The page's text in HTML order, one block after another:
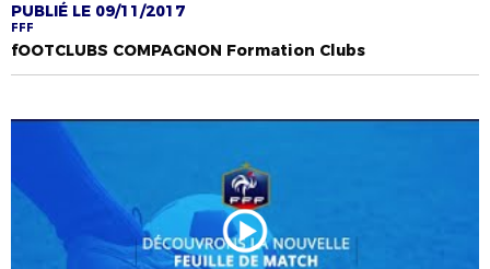
PUBLIÉ LE 09/11/2017
FFF
fOOTCLUBS COMPAGNON Formation Clubs